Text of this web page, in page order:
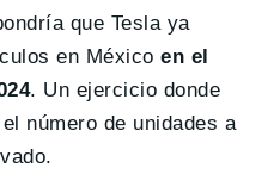
que Tesla ya
en Méxicoen el
. Un ejercicio donde
número de unidades a